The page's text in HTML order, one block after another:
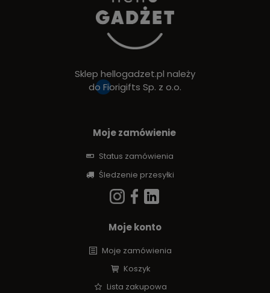
Sklep hellogadzet.pl należy
do Fiorigifts Sp. z o.o.
Moje zamówienie
Status zamówienia
Śledzenie przesyłki
Moje konto
Moje zamówienia
Koszyk
Lista zakupowa